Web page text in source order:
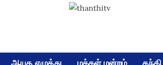
ஆயுத எழுத்து மக்கள் மன்றம்